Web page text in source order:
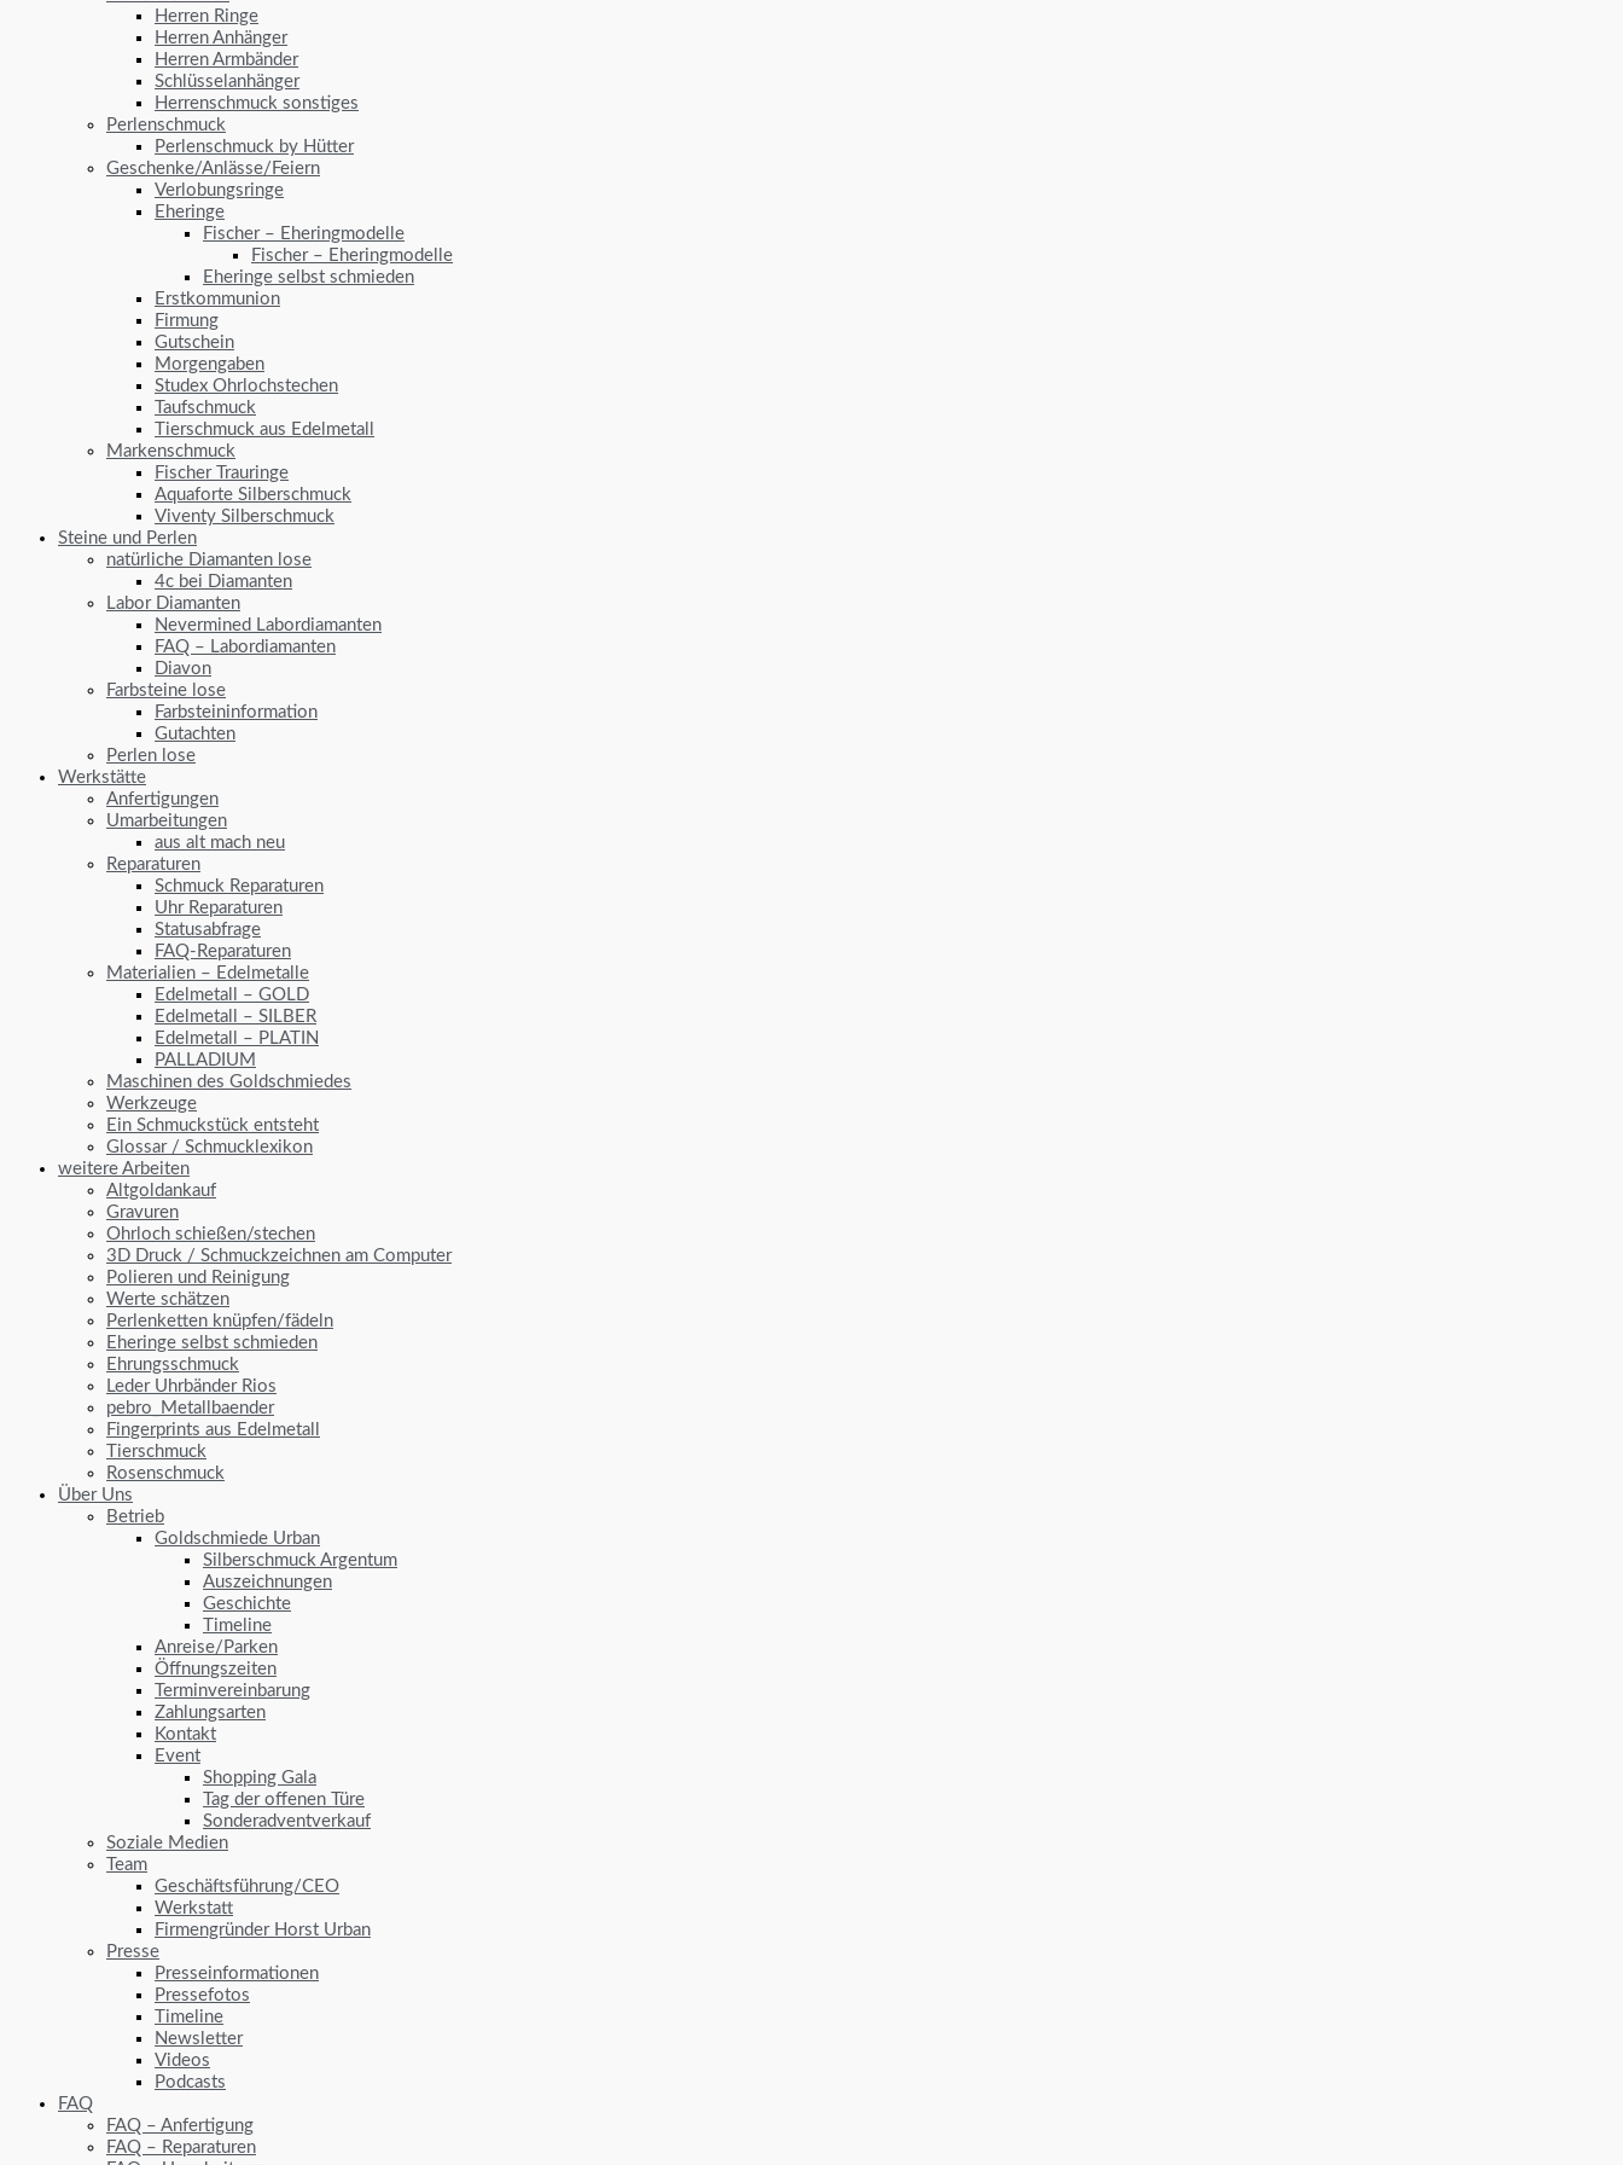
Herren Ringe
Herren Anhänger
Herren Armbänder
Schlüsselanhänger
Herrenschmuck sonstiges
Perlenschmuck
Perlenschmuck by Hütter
Geschenke/Anlässe/Feiern
Verlobungsringe
Eheringe
Fischer – Eheringmodelle
Fischer – Eheringmodelle
Eheringe selbst schmieden
Erstkommunion
Firmung
Gutschein
Morgengaben
Studex Ohrlochstechen
Taufschmuck
Tierschmuck aus Edelmetall
Markenschmuck
Fischer Trauringe
Aquaforte Silberschmuck
Viventy Silberschmuck
Steine und Perlen
natürliche Diamanten lose
4c bei Diamanten
Labor Diamanten
Nevermined Labordiamanten
FAQ – Labordiamanten
Diavon
Farbsteine lose
Farbsteininformation
Gutachten
Perlen lose
Werkstätte
Anfertigungen
Umarbeitungen
aus alt mach neu
Reparaturen
Schmuck Reparaturen
Uhr Reparaturen
Statusabfrage
FAQ-Reparaturen
Materialien – Edelmetalle
Edelmetall – GOLD
Edelmetall – SILBER
Edelmetall – PLATIN
PALLADIUM
Maschinen des Goldschmiedes
Werkzeuge
Ein Schmuckstück entsteht
Glossar / Schmucklexikon
weitere Arbeiten
Altgoldankauf
Gravuren
Ohrloch schießen/stechen
3D Druck / Schmuckzeichnen am Computer
Polieren und Reinigung
Werte schätzen
Perlenketten knüpfen/fädeln
Eheringe selbst schmieden
Ehrungsschmuck
Leder Uhrbänder Rios
pebro_Metallbaender
Fingerprints aus Edelmetall
Tierschmuck
Rosenschmuck
Über Uns
Betrieb
Goldschmiede Urban
Silberschmuck Argentum
Auszeichnungen
Geschichte
Timeline
Anreise/Parken
Öffnungszeiten
Terminvereinbarung
Zahlungsarten
Kontakt
Event
Shopping Gala
Tag der offenen Türe
Sonderadventverkauf
Soziale Medien
Team
Geschäftsführung/CEO
Werkstatt
Firmengründer Horst Urban
Presse
Presseinformationen
Pressefotos
Timeline
Newsletter
Videos
Podcasts
FAQ
FAQ – Anfertigung
FAQ – Reparaturen